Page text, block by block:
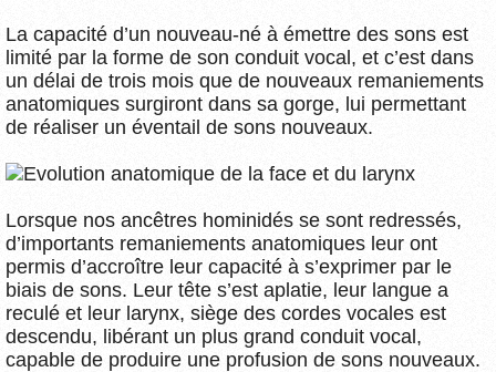
La capacité d’un nouveau-né à émettre des sons est
limité par la forme de son conduit vocal, et c’est dans
un délai de trois mois que de nouveaux remaniements
anatomiques surgiront dans sa gorge, lui permettant
de réaliser un éventail de sons nouveaux.
Lorsque nos ancêtres hominidés se sont redressés,
d’importants remaniements anatomiques leur ont
permis d’accroître leur capacité à s’exprimer par le
biais de sons. Leur tête s’est aplatie, leur langue a
reculé et leur larynx, siège des cordes vocales est
descendu, libérant un plus grand conduit vocal,
capable de produire une profusion de sons nouveaux.